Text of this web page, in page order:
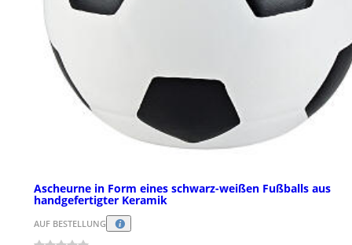
Ascheurne in Form eines schwarz-weißen Fußballs aus
handgefertigter Keramik
AUF BESTELLUNG